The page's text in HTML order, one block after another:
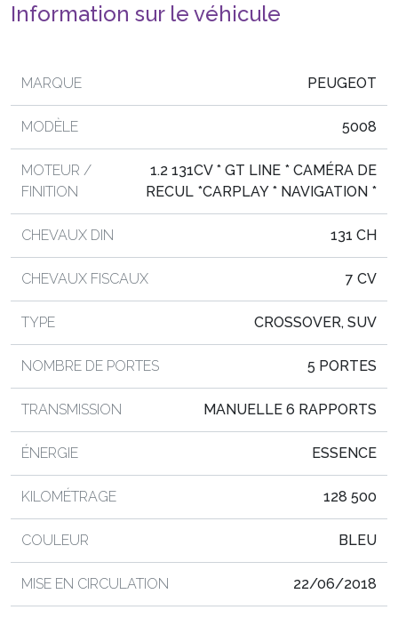
Information sur le véhicule
MARQUE PEUGEOT
MODÈLE 5008
MOTEUR /
FINITION
1.2 131CV * GT LINE * CAMÉRA DE
RECUL *CARPLAY * NAVIGATION *
CHEVAUX DIN 131 CH
CHEVAUX FISCAUX 7 CV
TYPE CROSSOVER, SUV
NOMBRE DE PORTES 5 PORTES
TRANSMISSION MANUELLE 6 RAPPORTS
ÉNERGIE ESSENCE
KILOMÉTRAGE 128 500
COULEUR BLEU
MISE EN CIRCULATION 22/06/2018